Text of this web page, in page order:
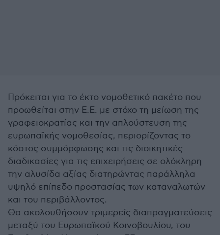
Πρόκειται για το έκτο νομοθετικό πακέτο που
προωθείται στην Ε.Ε. με στόχο τη μείωση της
γραφειοκρατίας και την απλούστευση της
ευρωπαϊκής νομοθεσίας, περιορίζοντας το
κόστος συμμόρφωσης και τις διοικητικές
διαδικασίες για τις επιχειρήσεις σε ολόκληρη
την αλυσίδα αξίας διατηρώντας παράλληλα
υψηλό επίπεδο προστασίας των καταναλωτών
και του περιβάλλοντος.
Θα ακολουθήσουν τριμερείς διαπραγματεύσεις
μεταξύ του Ευρωπαϊκού Κοινοβουλίου, του